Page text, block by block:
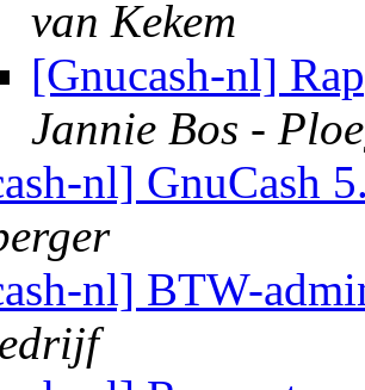
van Kekem
[Gnucash-nl]
Jannie Bos -
nl] GnuCash
nl] BTW-